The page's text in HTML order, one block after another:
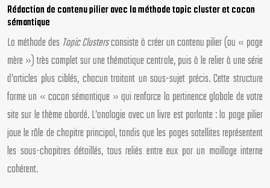
Rédaction de contenu pilier avec la méthode topic cluster et cocon
sémantique
La méthode des Topic Clustersconsiste à créer un contenu pilier (ou « page
mère ») très complet sur une thématique centrale, puis à le relier à une série
d’articles plus ciblés, chacun traitant un sous-sujet précis. Cette structure
forme un « cocon sémantique » qui renforce la pertinence globale de votre
site sur le thème abordé. L’analogie avec un livre est parlante : la page pilier
joue le rôle de chapitre principal, tandis que les pages satellites représentent
les sous-chapitres détaillés, tous reliés entre eux par un maillage interne
cohérent.